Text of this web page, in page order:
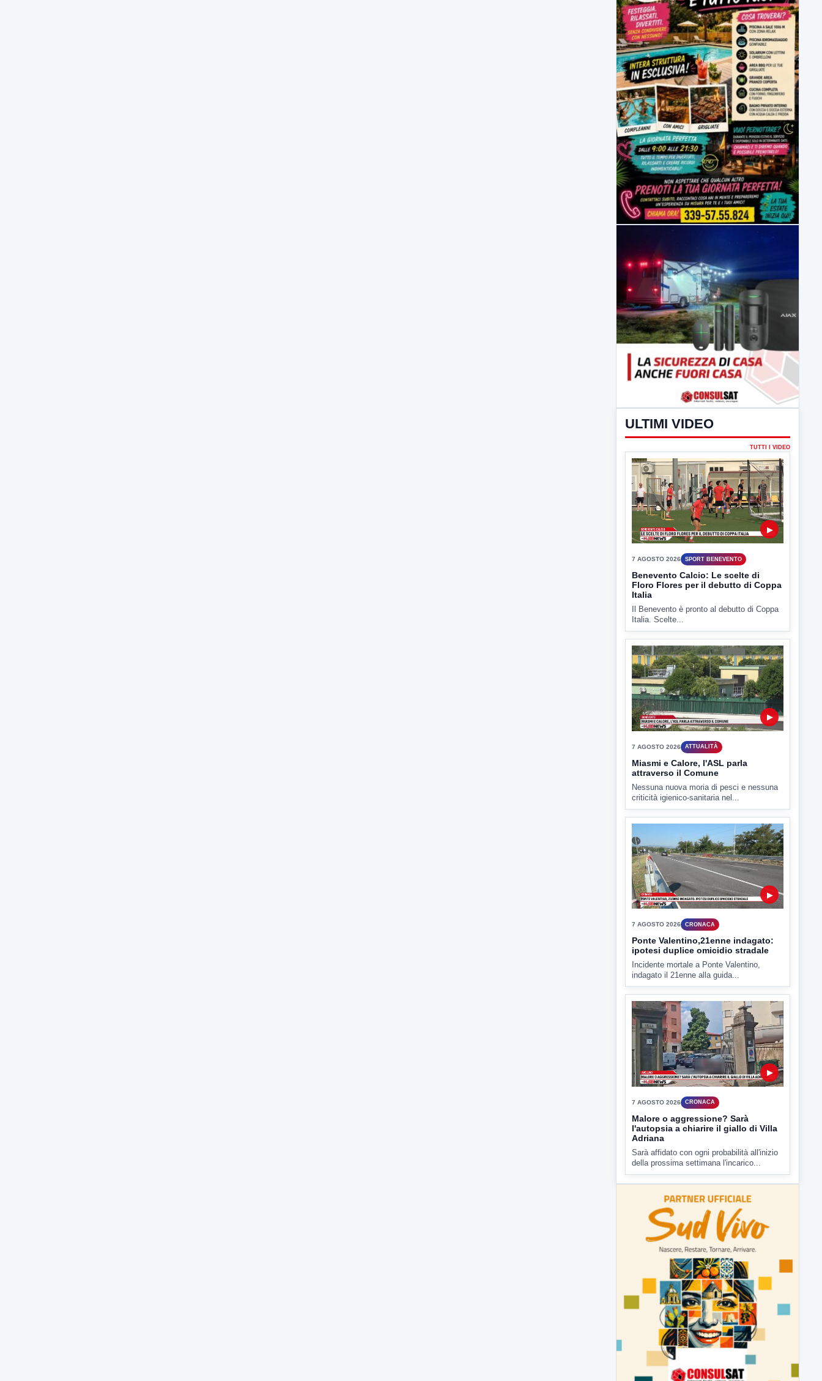
ULTIMI VIDEO
TUTTI I VIDEO
▶
7 AGOSTO 2026 SPORT BENEVENTO
Benevento Calcio: Le scelte di
Floro Flores per il debutto di Coppa
Italia
Il Benevento è pronto al debutto di Coppa
Italia. Scelte...
▶
7 AGOSTO 2026 ATTUALITÀ
Miasmi e Calore, l'ASL parla
attraverso il Comune
Nessuna nuova moria di pesci e nessuna
criticità igienico-sanitaria nel...
▶
7 AGOSTO 2026 CRONACA
Ponte Valentino,21enne indagato:
ipotesi duplice omicidio stradale
Incidente mortale a Ponte Valentino,
indagato il 21enne alla guida...
▶
7 AGOSTO 2026 CRONACA
Malore o aggressione? Sarà
l'autopsia a chiarire il giallo di Villa
Adriana
Sarà affidato con ogni probabilità all'inizio
della prossima settimana l'incarico...